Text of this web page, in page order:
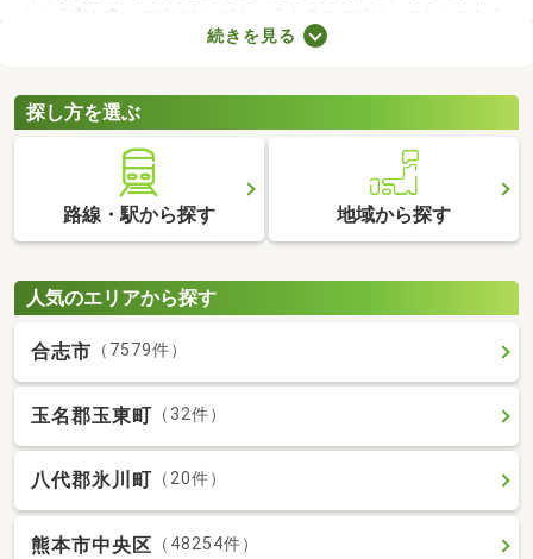
という方も多いのではないでしょうか？ここでは、ストレスなく
快適に暮らせるバス・トイレ別の物件を紹介します。バス・トイ
してみてくださいね。
続きを見る
探し方を選ぶ
路線・駅から探す 地域から探す
人気のエリアから探す
合志市 （7579件）
玉名郡玉東町 （32件）
八代郡氷川町 （20件）
熊本市中央区 （48254件）